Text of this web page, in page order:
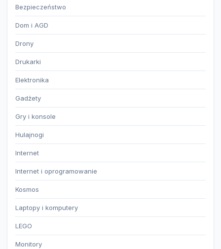
Bezpieczeństwo
Dom i AGD
Drony
Drukarki
Elektronika
Gadżety
Gry i konsole
Hulajnogi
Internet
Internet i oprogramowanie
Kosmos
Laptopy i komputery
LEGO
Monitory